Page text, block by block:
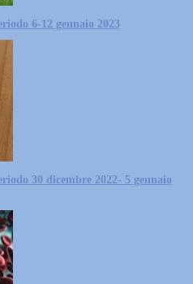
6-12 gennaio 2023
30 dicembre 2022- 5 gennaio